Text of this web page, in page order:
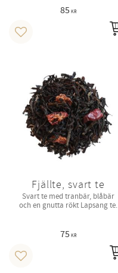
85 KR
Lägg till i favoriter
Fjällte, svart te
Svart te med tranbär, blåbär
och en gnutta rökt Lapsang te.
75 KR
Lägg till i favoriter